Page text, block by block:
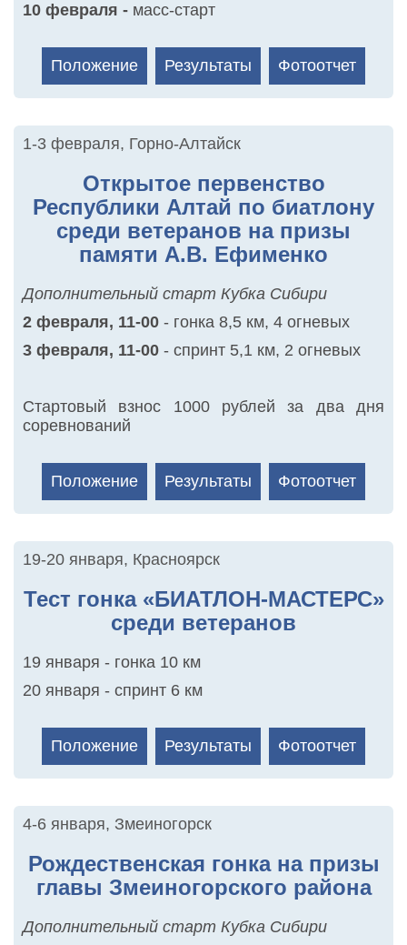
10 февраля - масс-старт
Положение Результаты Фотоотчет
1-3 февраля, Горно-Алтайск
Открытое первенство
Республики Алтай по биатлону
среди ветеранов на призы
памяти А.В. Ефименко
Дополнительный старт Кубка Сибири
2 февраля, 11-00 - гонка 8,5 км, 4 огневых
3 февраля, 11-00 - спринт 5,1 км, 2 огневых
Стартовый взнос 1000 рублей за два дня
соревнований
Положение Результаты Фотоотчет
19-20 января, Красноярск
Тест гонка «БИАТЛОН-МАСТЕРС»
среди ветеранов
19 января - гонка 10 км
20 января - спринт 6 км
Положение Результаты Фотоотчет
4-6 января, Змеиногорск
Рождественская гонка на призы
главы Змеиногорского района
Дополнительный старт Кубка Сибири